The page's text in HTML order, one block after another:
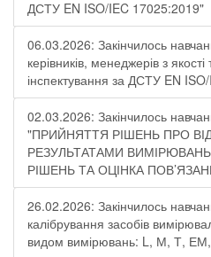
ДСТУ EN ISO/IEC 17025:2019"
06.03.2026: Закінчилось
керівників, менеджерів з якості
інспектування за ДСТУ EN
02.03.2026: Закінчилось
"ПРИЙНЯТТЯ РІШЕНЬ ПРО
РЕЗУЛЬТАТАМИ
РІШЕНЬ ТА ОЦІНКА
26.02.2026: Закінчилось
калібрування засобів
видом вимірювань: L, М, Т,